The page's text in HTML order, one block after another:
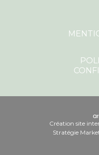
Création site
Stratégie